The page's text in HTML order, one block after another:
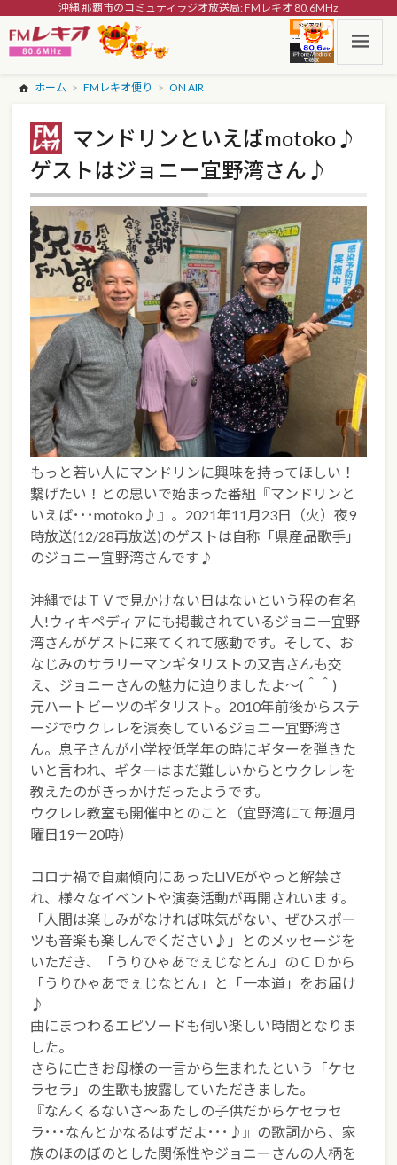
沖縄 那覇市のコミュティラジオ放送局: FMレキオ 80.6MHz
ホーム FMレキオ便り ON AIR
マンドリンといえばmotoko♪
ゲストはジョニー宜野湾さん♪
もっと若い人にマンドリンに興味を持ってほしい！
繋げたい！との思いで始まった番組『マンドリンと
いえば･･･motoko♪』。2021年11月23日（火）夜9
時放送(12/28再放送)のゲストは自称「県産品歌手」
のジョニー宜野湾さんです♪
沖縄ではＴＶで見かけない日はないという程の有名
人!ウィキペディアにも掲載されているジョニー宜野
湾さんがゲストに来てくれて感動です。そして、お
なじみのサラリーマンギタリストの又吉さんも交
え、ジョニーさんの魅力に迫りましたよ～(＾＾)
元ハートビーツのギタリスト。2010年前後からステ
ージでウクレレを演奏しているジョニー宜野湾さ
ん。息子さんが小学校低学年の時にギターを弾きた
いと言われ、ギターはまだ難しいからとウクレレを
教えたのがきっかけだったようです。
ウクレレ教室も開催中とのこと（宜野湾にて毎週月
曜日19－20時）
コロナ禍で自粛傾向にあったLIVEがやっと解禁さ
れ、様々なイベントや演奏活動が再開されいます。
「人間は楽しみがなければ味気がない、ぜひスポー
ツも音楽も楽しんでください♪」とのメッセージを
いただき、「うりひゃあでぇじなとん」のＣＤから
「うりひゃあでぇじなとん」と「一本道」をお届け
♪
曲にまつわるエピソードも伺い楽しい時間となりま
した。
さらに亡きお母様の一言から生まれたという「ケセ
ラセラ」の生歌も披露していただきました。
『なんくるないさ～あたしの子供だからケセラセ
ラ･･･なんとかなるはずだよ･･･♪』の歌詞から、家
族のほのぼのとした関係性やジョニーさんの人柄を